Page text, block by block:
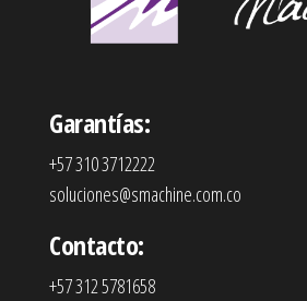
Garantías:
+57 310 3712222
soluciones@smachine.com.co
Contacto:
+57 312 5781658